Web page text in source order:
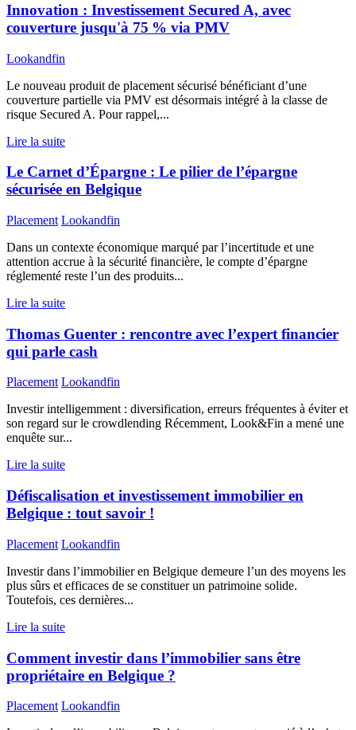
Innovation : Investissement Secured A, avec
couverture jusqu'à 75 % via PMV
Lookandfin
Le nouveau produit de placement sécurisé bénéficiant d’une
couverture partielle via PMV est désormais intégré à la classe de
risque Secured A. Pour rappel,...
Lire la suite
Le Carnet d’Épargne : Le pilier de l’épargne
sécurisée en Belgique
Placement Lookandfin
Dans un contexte économique marqué par l’incertitude et une
attention accrue à la sécurité financière, le compte d’épargne
réglementé reste l’un des produits...
Lire la suite
Thomas Guenter : rencontre avec l’expert financier
qui parle cash
Placement Lookandfin
Investir intelligemment : diversification, erreurs fréquentes à éviter et
son regard sur le crowdlending Récemment, Look&Fin a mené une
enquête sur...
Lire la suite
Défiscalisation et investissement immobilier en
Belgique : tout savoir !
Placement Lookandfin
Investir dans l’immobilier en Belgique demeure l’un des moyens les
plus sûrs et efficaces de se constituer un patrimoine solide.
Toutefois, ces dernières...
Lire la suite
Comment investir dans l’immobilier sans être
propriétaire en Belgique ?
Placement Lookandfin